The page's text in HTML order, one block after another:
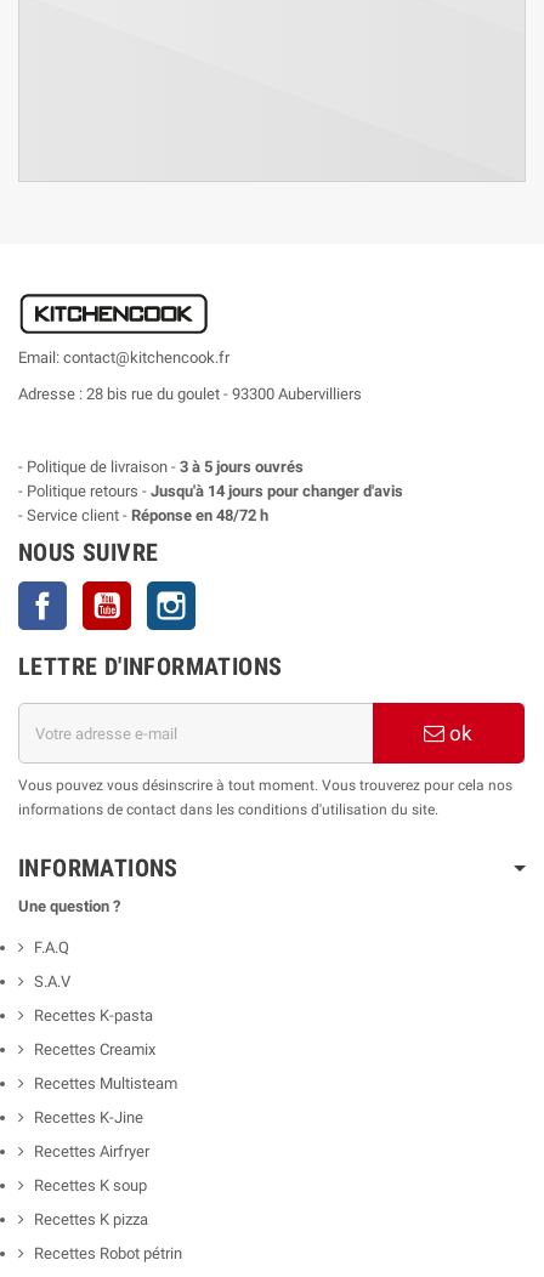
Email: contact@kitchencook.fr
Adresse : 28 bis rue du goulet - 93300 Aubervilliers
- Politique de livraison - 3 à 5 jours ouvrés
- Politique retours - Jusqu'à 14 jours pour changer d'avis
- Service client - Réponse en 48/72 h
NOUS SUIVRE
Facebook YouTube
LETTRE D'INFORMATIONS
ok
Vous pouvez vous désinscrire à tout moment. Vous trouverez pour cela nos
informations de contact dans les conditions d'utilisation du site.
INFORMATIONS
Une question ?
F.A.Q
S.A.V
Recettes K-pasta
Recettes Creamix
Recettes Multisteam
Recettes K-Jine
Recettes Airfryer
Recettes K soup
Recettes K pizza
Recettes Robot pétrin